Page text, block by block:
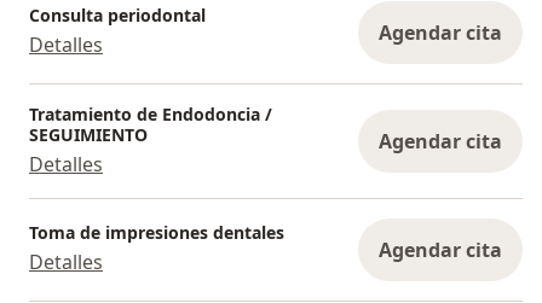
Consulta periodontal
Detalles Agendar cita
Tratamiento de Endodoncia /
SEGUIMIENTO
Detalles
Agendar cita
Toma de impresiones dentales
Detalles Agendar cita